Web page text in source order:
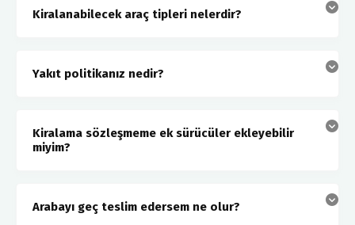
Kiralanabilecek araç tipleri nelerdir?
Yakıt politikanız nedir?
Kiralama sözleşmeme ek sürücüler ekleyebilir
miyim?
Arabayı geç teslim edersem ne olur?